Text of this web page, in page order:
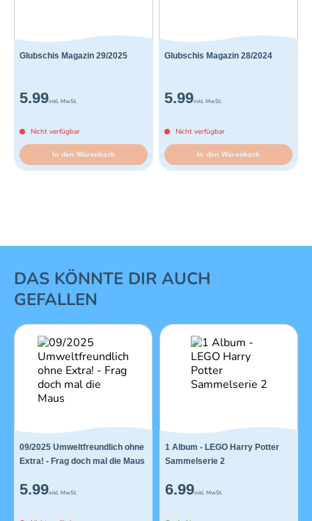
Glubschis Magazin 29/2025
5.99inkl. MwSt.
Nicht verfügbar
In den Warenkorb
Glubschis Magazin 28/2024
5.99inkl. MwSt.
Nicht verfügbar
In den Warenkorb
1 von 16
DAS KÖNNTE DIR AUCH
GEFALLEN
09/2025 Umweltfreundlich ohne
Extra! - Frag doch mal die Maus
5.99inkl. MwSt.
1 Album - LEGO Harry Potter
Sammelserie 2
6.99inkl. MwSt.